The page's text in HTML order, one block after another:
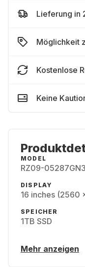
Lieferung in
Möglichkeit
Kostenlose
Keine
MODEL
RZ09-
DISPLAY
16 inches (2560
SPEICHER
1TB SSD
Mehr anzeigen